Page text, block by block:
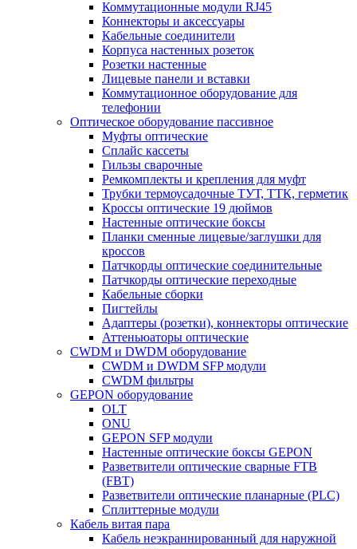
Коммутационные модули RJ45
Коннекторы и аксессуары
Кабельные соединители
Корпуса настенных розеток
Розетки настенные
Лицевые панели и вставки
Коммутационное оборудование для
телефонии
Оптическое оборудование пассивное
Муфты оптические
Сплайс кассеты
Гильзы сварочные
Ремкомплекты и крепления для муфт
Трубки термоусадочные ТУТ, ТТК, герметик
Кроссы оптические 19 дюймов
Настенные оптические боксы
Планки сменные лицевые/заглушки для
кроссов
Патчкорды оптические соединительные
Патчкорды оптические переходные
Кабельные сборки
Пигтейлы
Адаптеры (розетки), коннекторы оптические
Аттеньюаторы оптические
CWDM и DWDM оборудование
CWDM и DWDM SFP модули
CWDM фильтры
GEPON оборудование
OLT
ONU
GEPON SFP модули
Настенные оптические боксы GEPON
Разветвители оптические сварные FTB
(FBT)
Разветвители оптические планарные (PLC)
Сплиттерные модули
Кабель витая пара
Кабель неэкраннированный для наружной